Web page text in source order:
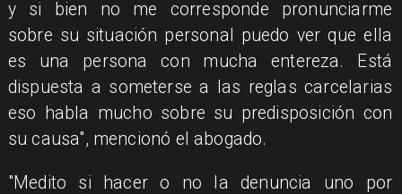
y si bien no me corresponde pronunciarme
sobre su situación personal puedo ver que ella
es una persona con mucha entereza. Está
dispuesta a someterse a las reglas carcelarias
eso habla mucho sobre su predisposición con
su causa", mencionó el abogado.
"Medito si hacer o no la denuncia uno por